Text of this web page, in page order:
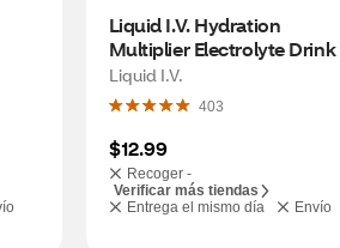
Liquid I.V. Hydration
Multiplier Electrolyte Drink
Mix, Orange Vanilla Dream,
CT
Liquid I.V.
403
$12.99
Recoger -
Verificar más tiendas
Entrega el mismo día
Envío